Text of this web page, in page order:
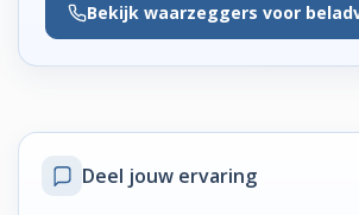
Bekijk waarzeggers voor
Deel jouw ervaring